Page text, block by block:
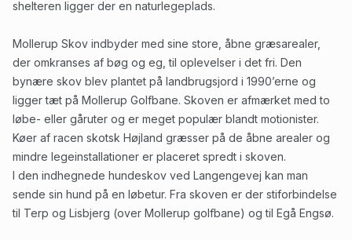
shelteren ligger der en naturlegeplads.
Mollerup Skov indbyder med sine store, åbne græsarealer,
der omkranses af bøg og eg, til oplevelser i det fri. Den
bynære skov blev plantet på landbrugsjord i 1990’erne og
ligger tæt på Mollerup Golfbane. Skoven er afmærket med to
løbe- eller gåruter og er meget populær blandt motionister.
Køer af racen skotsk Højland græsser på de åbne arealer og
mindre legeinstallationer er placeret spredt i skoven.
I den indhegnede hundeskov ved Langengevej kan man
sende sin hund på en løbetur. Fra skoven er der stiforbindelse
til Terp og Lisbjerg (over Mollerup golfbane) og til Egå Engsø.